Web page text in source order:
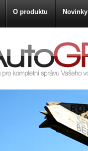
O produktu Novinky